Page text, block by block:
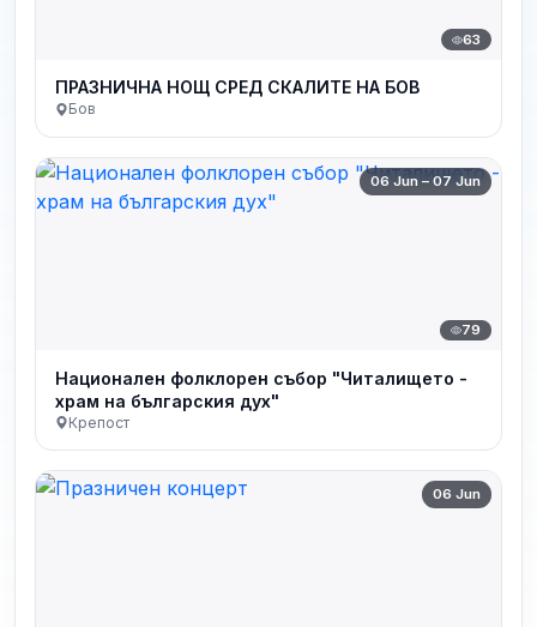
63
ПРАЗНИЧНА НОЩ СРЕД СКАЛИТЕ НА БОВ
Бов
06 Jun – 07 Jun
79
Национален фолклорен събор "Читалището -
храм на българския дух"
Крепост
06 Jun